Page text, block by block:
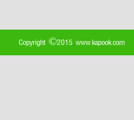
Copyright ©2015 www.kapook.com